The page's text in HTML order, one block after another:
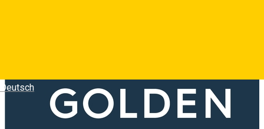
Deutsch